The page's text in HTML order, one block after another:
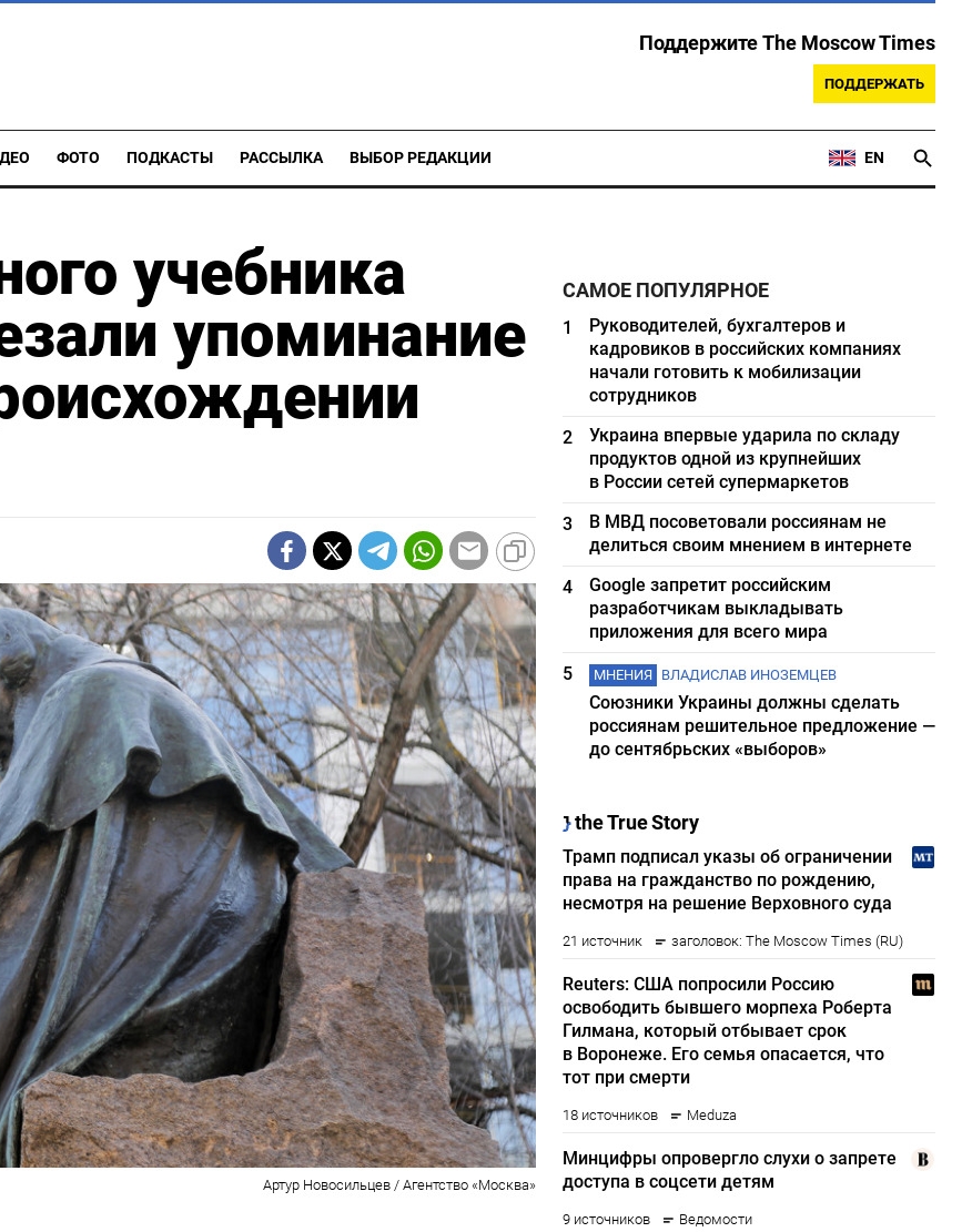
Поддержите The Moscow Times
ПОДДЕРЖАТЬ
ФОТО ПОДКАСТЫ РАССЫЛКА ВЫБОР РЕДАКЦИИ EN
учебника
упоминание
Артур Новосильцев / Агентство «Москва»
САМОЕ ПОПУЛЯРНОЕ
1
Руководителей, бухгалтеров и
кадровиков в российских компаниях
начали готовить к мобилизации
сотрудников
2
Украина впервые ударила по складу
продуктов одной из крупнейших
в России сетей супермаркетов
3
В МВД посоветовали россиянам не
делиться своим мнением в интернете
4
Google запретит российским
разработчикам выкладывать
приложения для всего мира
5
МНЕНИЯ ВЛАДИСЛАВ ИНОЗЕМЦЕВ
Союзники Украины должны сделать
россиянам решительное предложение —
до сентябрьских «выборов»